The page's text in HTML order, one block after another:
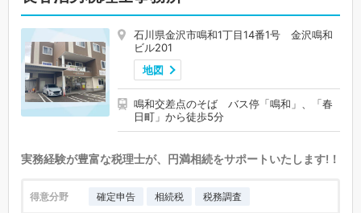
石川県金沢市鳴和1丁目14番1号 金沢鳴和
ビル201
地図
鳴和交差点のそば バス停「鳴和」、「春
日町」から徒歩5分
実務経験が豊富な税理士が、円満相続をサポートいたします!！
得意分野 確定申告 相続税 税務調査